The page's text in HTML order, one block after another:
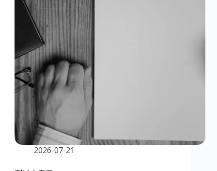
2026-07-21